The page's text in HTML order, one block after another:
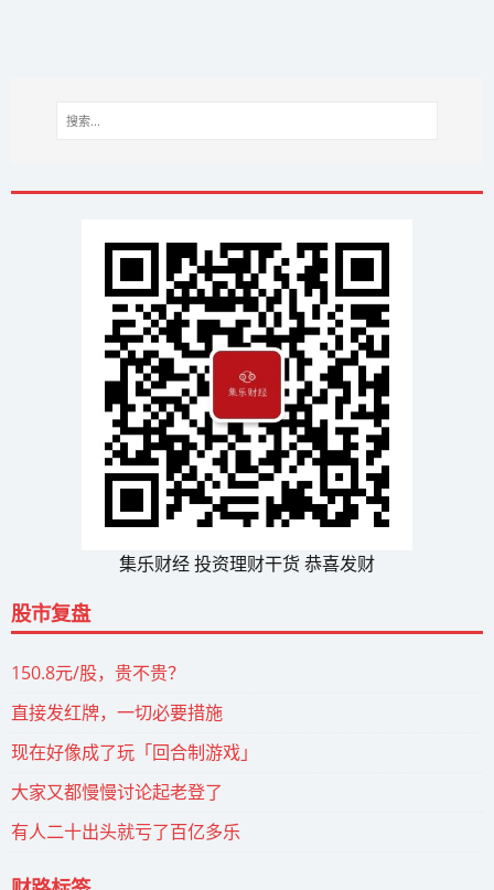
集乐财经 投资理财干货 恭喜发财
股市复盘
150.8元/股，贵不贵？
直接发红牌，一切必要措施
现在好像成了玩「回合制游戏」
大家又都慢慢讨论起老登了
有人二十出头就亏了百亿多乐